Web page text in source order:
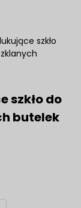
szkło
szkło do
butelek